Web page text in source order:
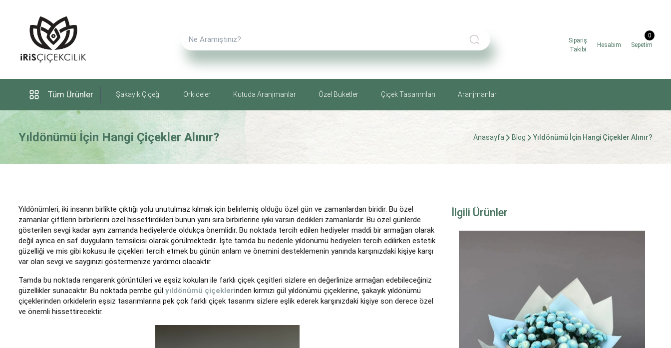
Sipariş
Takibi
Hesabım Sepetim
0
Tüm Ürünler Şakayık Çiçeği Orkideler Kutuda Aranjmanlar Özel Buketler Çiçek Tasarımları Aranjmanlar
Yıldönümü İçin Hangi Çiçekler Alınır? Anasayfa Blog Yıldönümü İçin Hangi Çiçekler Alınır?
Yıldönümleri, iki insanın birlikte çıktığı yolu unutulmaz kılmak için belirlemiş olduğu özel gün ve zamanlardan biridir. Bu özel
zamanlar çiftlerin birbirlerini özel hissettirdikleri bunun yanı sıra birbirlerine iyiki varsın dedikleri zamanlardır. Bu özel günlerde
gösterilen sevgi kadar aynı zamanda hediyelerde oldukça önemlidir. Bu noktada tercih edilen hediyeler maddi bir armağan olarak
değil ayrıca en saf duyguların temsilcisi olarak görülmektedir. İşte tamda bu nedenle yıldönümü hediyeleri tercih edilirken estetik
güzelliği ve mis gibi kokusu ile çiçekleri tercih etmek bu günün anlam ve önemini desteklemenin yanında karşınızdaki kişiye karşı
var olan sevgi ve saygınızı göstermenize yardımcı olacaktır.
Tamda bu noktada rengarenk görüntüleri ve eşsiz kokuları ile farklı çiçek çeşitleri sizlere en değerlinize armağan edebileceğiniz
güzellikler sunacaktır. Bu noktada pembe gül yıldönümü çiçeklerinden kırmızı gül yıldönümü çiçeklerine, şakayık yıldönümü
çiçeklerinden orkidelerin eşsiz tasarımlarına pek çok farklı çiçek tasarımı sizlere eşlik ederek karşınızdaki kişiye son derece özel
ve önemli hissettirecektir.
İlgili Ürünler